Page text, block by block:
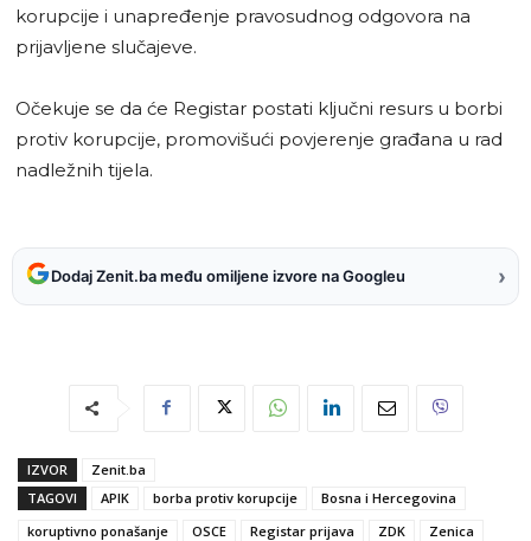
korupcije i unapređenje pravosudnog odgovora na
prijavljene slučajeve.
Očekuje se da će Registar postati ključni resurs u borbi
protiv korupcije, promovišući povjerenje građana u rad
nadležnih tijela.
Dodaj Zenit.ba među omiljene izvore na Googleu ›
IZVOR
Zenit.ba
TAGOVI
APIK borba protiv korupcije
Bosna i Hercegovina
koruptivno ponašanje
OSCE Registar prijava ZDK Zenica